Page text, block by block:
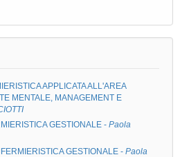
APPLICATA ALL'AREA
MENTALE, MANAGEMENT E
GESTIONALE - Paola
GESTIONALE - Paola